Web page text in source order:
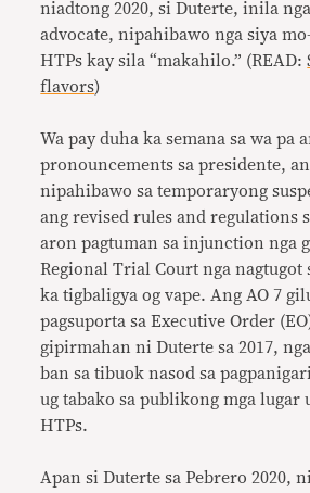
niadtong 2020, si Duterte, inila
advocate, nipahibawo nga siya
HTPs kay sila “makahilo.” (READ:
flavors)
Wa pay duha ka semana sa wa pa
pronouncements sa presidente,
nipahibawo sa temporaryong
ang revised rules and regulations
aron pagtuman sa injunction nga
Regional Trial Court nga nagtugot
ka tigbaligya og vape. Ang AO 7
pagsuporta sa Executive Order
gipirmahan ni Duterte sa 2017,
ban sa tibuok nasod sa
ug tabako sa publikong mga lugar
HTPs.
Apan si Duterte sa Pebrero 2020,